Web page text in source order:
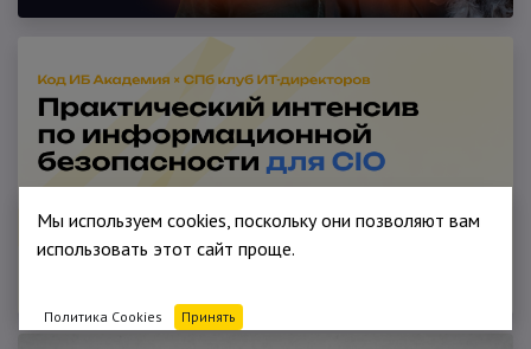
Мы используем cookies, поскольку они позволяют вам
использовать этот сайт проще.
Политика Cookies Принять